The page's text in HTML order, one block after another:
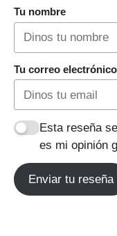
Tu nombre
Tu correo electrónico
Esta reseña
es mi opinión
Enviar tu reseña